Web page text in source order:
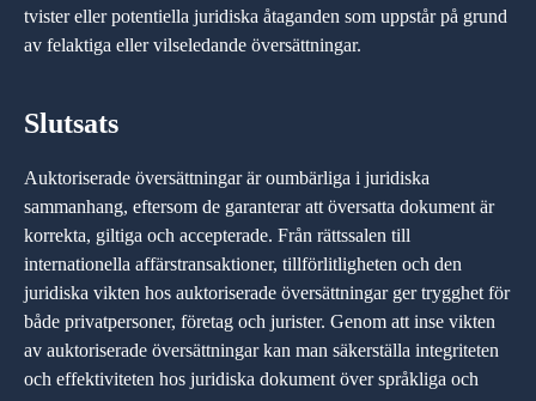
tvister eller potentiella juridiska åtaganden som uppstår på grund
av felaktiga eller vilseledande översättningar.
Slutsats
Auktoriserade översättningar är oumbärliga i juridiska
sammanhang, eftersom de garanterar att översatta dokument är
korrekta, giltiga och accepterade. Från rättssalen till
internationella affärstransaktioner, tillförlitligheten och den
juridiska vikten hos auktoriserade översättningar ger trygghet för
både privatpersoner, företag och jurister. Genom att inse vikten
av auktoriserade översättningar kan man säkerställa integriteten
och effektiviteten hos juridiska dokument över språkliga och